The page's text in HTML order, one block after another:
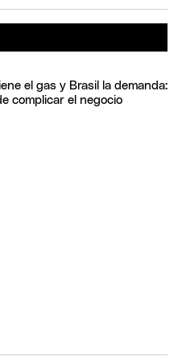
el gas y Brasil la demanda:
complicar el negocio